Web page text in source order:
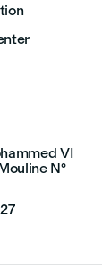
VI
N°